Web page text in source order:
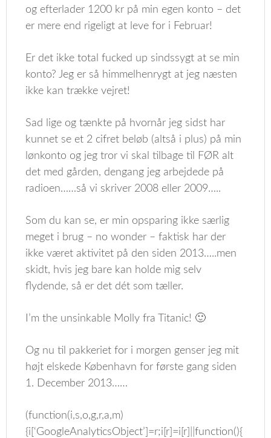
og efterlader 1200 kr på min egen konto – det
er mere end rigeligt at leve for i Februar!
Er det ikke total fucked up sindssygt at se min
konto? Jeg er så himmelhenrygt at jeg næsten
ikke kan trække vejret!
Sad lige og tænkte på hvornår jeg sidst har
kunnet se et 2 cifret beløb (altså i plus) på min
lønkonto og jeg tror vi skal tilbage til FØR alt
det med gården, dengang jeg arbejdede på
radioen……så vi skriver 2008 eller 2009…..
Som du kan se, er min opsparing ikke særlig
meget i brug – no wonder – faktisk har der
ikke været aktivitet på den siden 2013…..men
skidt, hvis jeg bare kan holde mig selv
flydende, så er det dét som tæller.
I’m the unsinkable Molly fra Titanic! 🙂
Og nu til pakkeriet for i morgen genser jeg mit
højt elskede København for første gang siden
1. December 2013……
(function(i,s,o,g,r,a,m)
{i[‘GoogleAnalyticsObject’]=r;i[r]=i[r]||function(){